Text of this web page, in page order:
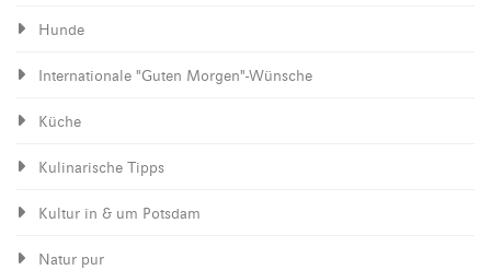
Hunde
Internationale "Guten Morgen"-Wünsche
Küche
Kulinarische Tipps
Kultur in & um Potsdam
Natur pur